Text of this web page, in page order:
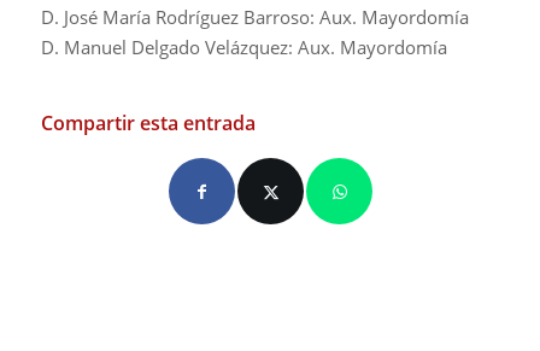
D. José María Rodríguez Barroso: Aux. Mayordomía
D. Manuel Delgado Velázquez: Aux. Mayordomía
Compartir esta entrada